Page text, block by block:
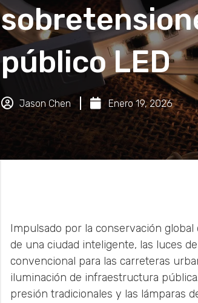
público LED
Jason Chen Enero 19, 2026
Impulsado por la conservación
de una ciudad inteligente, las luces
convencional para las carreteras
iluminación de infraestructura
presión tradicionales y las lámparas